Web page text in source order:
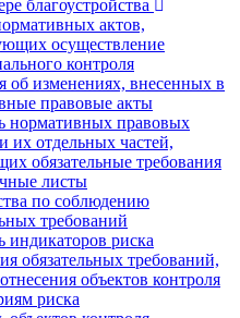
благоустройства
актов,
осуществление
контроля
об изменениях, внесенных в
правовые акты
нормативных правовых
их отдельных частей,
обязательные требования
листы
по соблюдению
требований
индикаторов риска
обязательных требований,
объектов контроля
риска